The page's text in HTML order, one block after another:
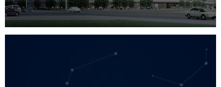
中国光学工程学会